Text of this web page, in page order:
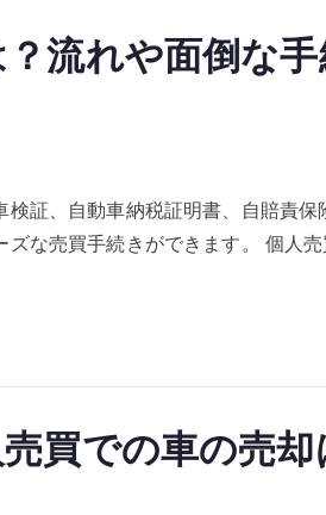
流れや面倒な手
証、自動車納税証明書、自賠責保
な売買手続きができます。 個人
買での車の売却